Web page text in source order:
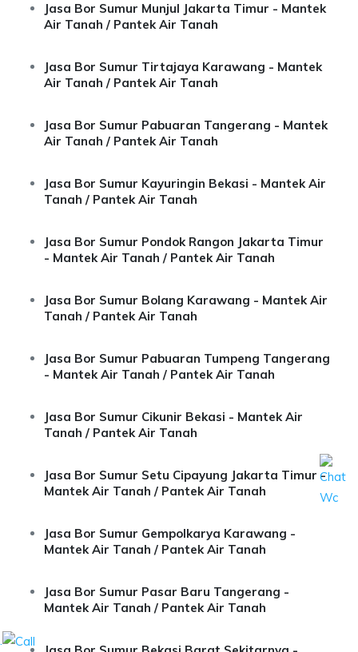
Jasa Bor Sumur Munjul Jakarta Timur - Mantek
Air Tanah / Pantek Air Tanah
Jasa Bor Sumur Tirtajaya Karawang - Mantek
Air Tanah / Pantek Air Tanah
Jasa Bor Sumur Pabuaran Tangerang - Mantek
Air Tanah / Pantek Air Tanah
Jasa Bor Sumur Kayuringin Bekasi - Mantek Air
Tanah / Pantek Air Tanah
Jasa Bor Sumur Pondok Rangon Jakarta Timur
- Mantek Air Tanah / Pantek Air Tanah
Jasa Bor Sumur Bolang Karawang - Mantek Air
Tanah / Pantek Air Tanah
Jasa Bor Sumur Pabuaran Tumpeng Tangerang
- Mantek Air Tanah / Pantek Air Tanah
Jasa Bor Sumur Cikunir Bekasi - Mantek Air
Tanah / Pantek Air Tanah
Jasa Bor Sumur Setu Cipayung Jakarta Timur -
Mantek Air Tanah / Pantek Air Tanah
Jasa Bor Sumur Gempolkarya Karawang -
Mantek Air Tanah / Pantek Air Tanah
Jasa Bor Sumur Pasar Baru Tangerang -
Mantek Air Tanah / Pantek Air Tanah